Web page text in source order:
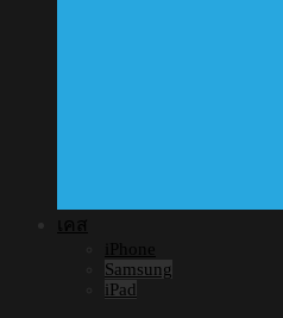
เคส
iPhone
Samsung
iPad